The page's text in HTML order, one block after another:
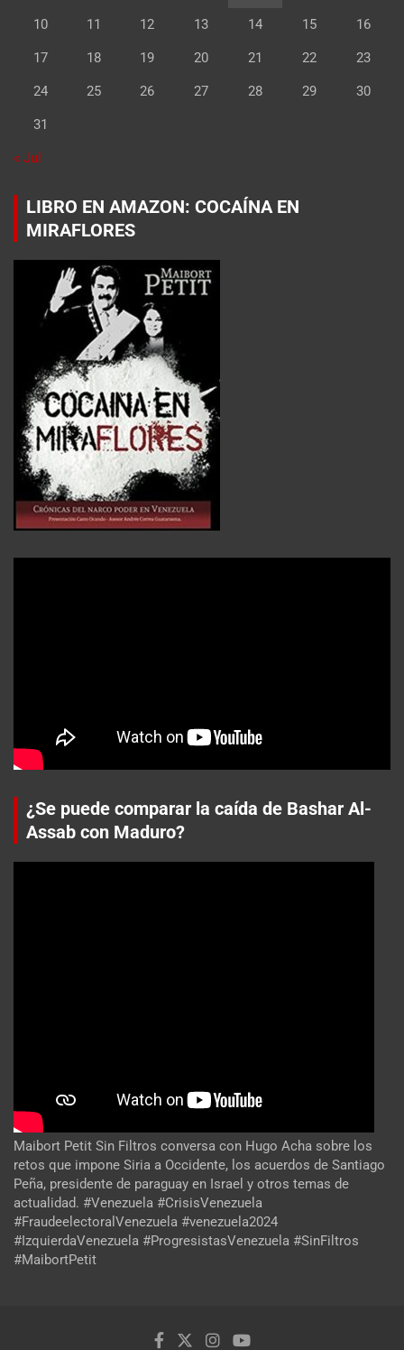
10 11 12 13 14 15 16
17 18 19 20 21 22 23
24 25 26 27 28 29 30
31
« Jul
LIBRO EN AMAZON: COCAÍNA EN
MIRAFLORES
¿Se puede comparar la caída de Bashar Al-
Assab con Maduro?
Maibort Petit Sin Filtros conversa con Hugo Acha sobre los
retos que impone Siria a Occidente, los acuerdos de Santiago
Peña, presidente de paraguay en Israel y otros temas de
actualidad. #Venezuela #CrisisVenezuela
#FraudeelectoralVenezuela #venezuela2024
#IzquierdaVenezuela #ProgresistasVenezuela #SinFiltros
#MaibortPetit